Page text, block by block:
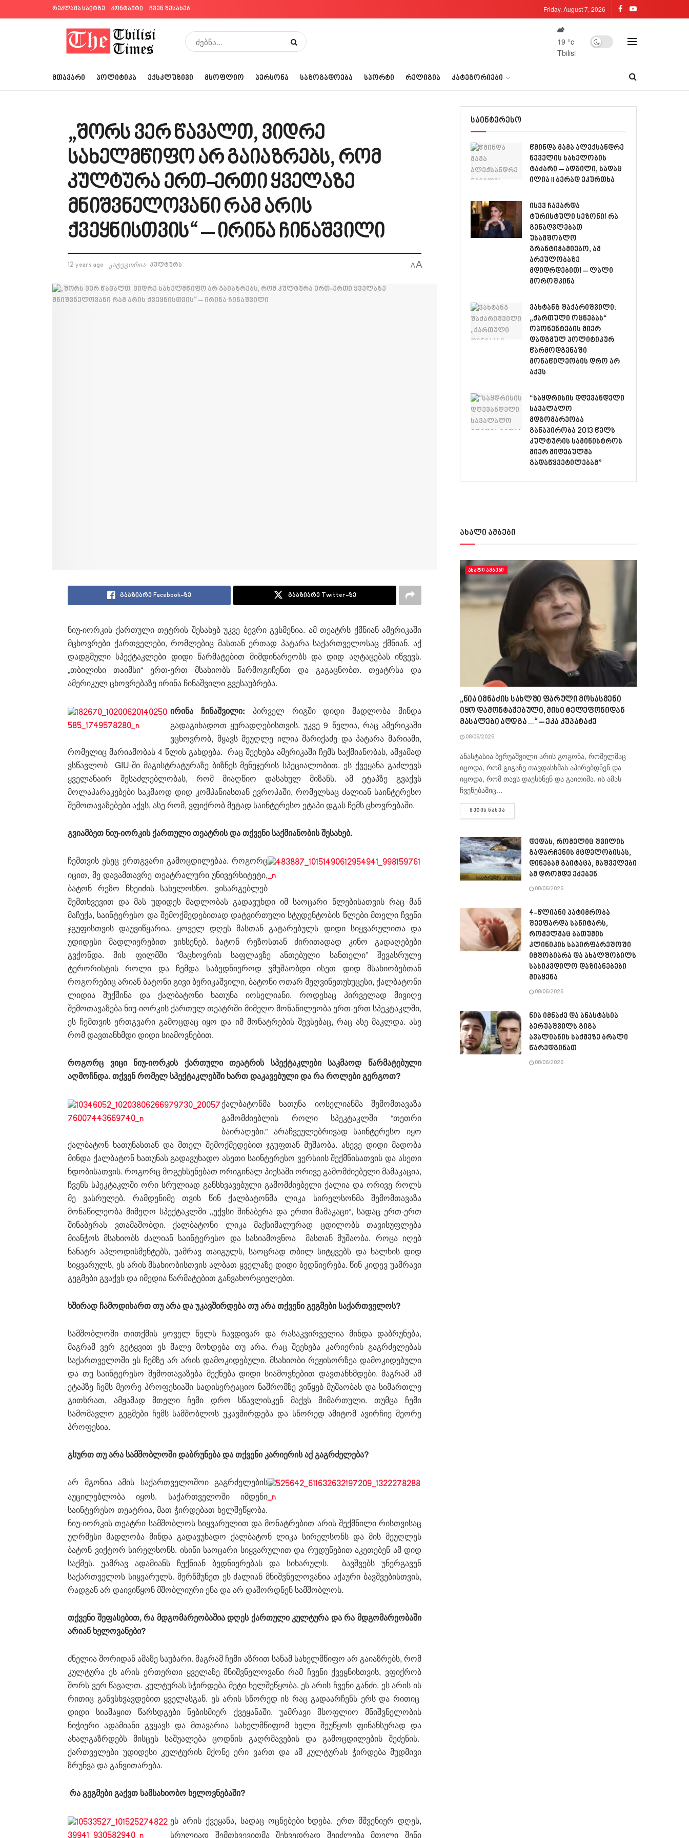
რეკლამა საიტზე კონტაქტი ჩვენ შესახებ Friday, August 7, 2026
19 °c
Tbilisi
ᲛᲗᲐᲕᲐᲠᲘ ᲞᲝᲚᲘᲢᲘᲙᲐ ᲔᲥᲡᲙᲚᲣᲖᲘᲕᲘ ᲛᲡᲝᲤᲚᲘᲝ ᲞᲔᲠᲡᲝᲜᲐ ᲡᲐᲖᲝᲒᲐᲓᲝᲔᲑᲐ ᲡᲞᲝᲠᲢᲘ ᲠᲔᲚᲘᲒᲘᲐ ᲙᲐᲢᲔᲒᲝᲠᲘᲔᲑᲘ
„შორს ვერ წავალთ, ვიდრე
სახელმწიფო არ გაიაზრებს, რომ
კულტურა ერთ-ერთი ყველაზე
მნიშვნელოვანი რამ არის
ქვეყნისთვის“ – ირინა ჩინაშვილი
12 years ago კატეგორია: კულტურა AA
გააზიარე Facebook-ზე გააზიარე Twitter-ზე
ნიუ-იორკის ქართული თეტრის შესახებ უკვე ბევრი გვსმენია. ამ თეატრს ქმნიან ამერიკაში
მცხოვრები ქართველები, რომლებიც მასთან ერთად პატარა საქართველოსაც ქმნიან. აქ
დადგმული სპექტაკლები დიდი წარმატებით მიმდინარეობს და დიდ აღტაცებას იწვევს.
„თბილისი თაიმსი“ ერთ-ერთ მსახიობს წარმოგიჩენთ და გაგაცნობთ. თეატრსა და
ამერიკულ ცხოვრებაზე ირინა ჩინაშვილი გვესაუბრება.
ირინა ჩინაშვილი: პირველ რიგში დიდი მადლობა მინდა
გადაგიხადოთ ყურადღებისთვის. უკვე 9 წელია, რაც ამერიკაში
ვცხოვრობ, მყავს მეუღლე ილია შარიქაძე და პატარა მარიამი,
რომელიც მარიამობას 4 წლის გახდება. რაც შეეხება ამერიკაში ჩემს საქმიანობას, ამჟამად
ვსწავლობ GIU-ში მაგისტრატურაზე ბიზნეს მენეჯერის სპეციალობით. ეს ქვეყანა გაძლევს
ყველანაირ შესაძლებლობას, რომ მიაღწიო დასახულ მიზანს. ამ ეტაპზე გვაქვს
მოლაპარაკებები საკმაოდ დიდ კომპანიასთან ევროპაში, რომელსაც ძალიან საინტერესო
შემოთავაზებები აქვს, ასე რომ, ვფიქრობ მეტად საინტერესო ეტაპი დგას ჩემს ცხოვრებაში.
გვიამბეთ ნიუ-იორკის ქართული თეატრის და თქვენი საქმიანობის შესახებ.
ჩემთვის ესეც ერთგვარი გამოცდილებაა. როგორც
იცით, მე დავამთავრე თეატრალური უნივერსიტეტი,
ბატონ რეზო ჩხეიძის სახელოსნო. ვისარგებლებ
შემთხვევით და მას უდიდეს მადლობას გადავუხდი იმ საოცარი წლებისათვის რაც მან
მაჩუქა, საინტერესო და შემოქმედებითად დატვირთული სტუდენტობის წლები მთელი ჩვენი
ჯგუფისთვის დაუვიწყარია. ყოველ დღეს მასთან გატარებულს დიდი სიყვარულითა და
უდიდესი მადლიერებით ვიხსენებ. ბატონ რეზოსთან ძირითადად კინო გადაღებები
გვქონდა. მის ფილმში “მაცხოვრის საფლავზე ანთებული სანთელი” შევასრულე
ტერორისტის როლი და ჩემდა საბედნიეროდ ვმუშაობდი ისეთ დიდ მსახიობებთან
როგორებიც არიან ბატონი გივი ბერიკაშვილი, ბატონი ოთარ მეღვინეთუხუცესი, ქალბატონი
ლიდია შუქშინა და ქალბატონი ხათუნა იოსელიანი. როდესაც პირველად მივიღე
შემოთავაზება ნიუ-იორკის ქართულ თეატრში მიმეღო მონაწილეობა ერთ-ერთ სპეკტაკლში,
ეს ჩემთვის ერთგვარი გამოცდაც იყო და იმ მონატრების შევსებაც, რაც ასე მაკლდა. ასე
რომ დავთანხმდი დიდი სიამოვნებით.
როგორც ვიცი ნიუ-იორკის ქართული თეატრის სპექტაკლები საკმაოდ წარმატებული
აღმოჩნდა. თქვენ რომელ სპექტაკლებში ხართ დაკავებული და რა როლები გერგოთ?
ქალბატონმა ხათუნა იოსელიანმა შემომთავაზა
გამომძიებლის როლი სპეკტაკლში “თეთრი
ბაირაღები.” არაჩვეულებრივად საინტერესო იყო
ქალბატონ ხათუნასთან და მთელ შემოქმედებით ჯგუფთან მუშაობა. ასევე დიდი მადობა
მინდა ქალბატონ ხათუნას გადავუხადო ასეთი საინტერესო ვერსიის შექმნისათვის და ასეთი
ნდობისათვის. როგორც მოგეხსენებათ ორიგინალ პიესაში ორივე გამომძიებელი მამაკაცია,
ჩვენს სპეკტაკლში ორი სრულიად განსხვავებული გამომძიებელი ქალია და ორივე როლს
მე ვასრულებ. რამდენიმე თვის წინ ქალბატონმა ლიკა სირელსონმა შემომთავაზა
მონაწილეობა მიმეღო სპექტაკლში ,,ექვსი შინაბერა და ერთი მამაკაცი“, სადაც ერთ-ერთ
შინაბერას ვთამაშობდი. ქალბატონი ლიკა მაქსიმალურად ცდილობს თავისუფლება
მიანჭოს მსახიობს ძალიან საინტერესო და სასიამოვნოა მასთან მუშაობა. როცა იღებ
ნანატრ აპლოდისმენტებს, უამრავ თაიგულს, საოცრად თბილ სიტყვებს და ხალხის დიდ
სიყვარულს, ეს არის მსახიობისთვის ალბათ ყველაზე დიდი ბედნიერება. წინ კიდევ უამრავი
გეგმები გვაქვს და იმედია წარმატებით განვახორციელებთ.
ხშირად ჩამოდიხართ თუ არა და უკავშირდება თუ არა თქვენი გეგმები საქართველოს?
სამშობლოში თითქმის ყოველ წელს ჩავდივარ და რასაკვირველია მინდა დაბრუნება,
მაგრამ ვერ გეტყვით ეს მალე მოხდება თუ არა. რაც შეეხება კარიერის გაგრძელებას
საქართველოში ეს ჩემზე არ არის დამოკიდებული. მსახიობი რეჟისორზეა დამოკიდებული
და თუ საინტერესო შემოთავაზება მექნება დიდი სიამოვნებით დავთანხმდები. მაგრამ ამ
ეტაპზე ჩემს მეორე პროფესიაში სადისერტაციო ნაშრომზე ვიწყებ მუშაობას და სიმართლე
გითხრათ, ამჟამად მთელი ჩემი დრო სწავლისკენ მაქვს მიმართული. თუმცა ჩემი
სამომავლო გეგმები ჩემს სამშობლოს უკავშირდება და სწორედ ამიტომ ავირჩიე მეორე
პროფესია.
გსურთ თუ არა სამშობლოში დაბრუნება და თქვენი კარიერის აქ გაგრძელება?
არ მგონია ამის საქართველოშოი გაგრძელების
აუცილებლობა იყოს. საქართველოში იმდენი
საინტერესო თეატრია, მათ ჭირდებათ ხელშეწყობა.
ნიუ-იორკის თეატრი სამშობლოს სიყვარულით და მონატრებით არის შექმნილი რისთვისაც
უღრმესი მადლობა მინდა გადავუხადო ქალბატონ ლიკა სირელსონს და მის მეუღლეს
ბატონ ვიქტორ სირელსონს. ისინი საოცარი სიყვარულით და რუდუნებით აკეთებენ ამ დიდ
საქმეს. უამრავ ადამიანს ჩუქნიან ბედნიერებას და სიხარულს. ბავშვებს უნერგავენ
საქართველოს სიყვარულს. მერწმუნეთ ეს ძალიან მნიშვნელოვანია აქაური ბავშვებისთვის,
რადგან არ დაივიწყონ მშობლიური ენა და არ დაშორდნენ სამშობლოს.
თქვენი შეფასებით, რა მდგომარეობაშია დღეს ქართული კულტურა და რა მდგომარეობაში
არიან ხელოვანები?
ძნელია შორიდან ამაზე საუბარი. მაგრამ ჩემი აზრით სანამ სახელმწიფო არ გაიაზრებს, რომ
კულტურა ეს არის ერთერთი ყველაზე მნიშვნელოვანი რამ ჩვენი ქვეყნისთვის, ვფიქრობ
შორს ვერ წავალთ. კულტურას სჭირდება მეტი ხელშეწყობა. ეს არის ჩვენი განძი. ეს არის ის
რითიც განვსხვავდებით ყველასგან. ეს არის სწორედ ის რაც გადაარჩენს ერს და რითიც
დიდი სიამაყით წარსდგები ნებისმიერ ქვეყანაში. უამრავი მსოფლიო მნიშვნელობის
ნიჭიერი ადამიანი გვყავს და მთავარია სახელმწიფომ ხელი შეუწყოს ფინანსურად და
ახალგაზრდებს მისცეს საშუალება ცოდნის გაღრმავების და გამოცდილების შეძენის.
ქართველები უდიდესი კულტურის მქონე ერი ვართ და ამ კულტურას ჭირდება მუდმივი
ზრუნვა და განვითარება.
რა გეგმები გაქვთ სამსახიობო ხელოვნებაში?
ეს არის ქვეყანა, სადაც ოცნებები ხდება. ერთ მშვენიერ დღეს,
სრულიად შემთხვევითმა შეხვედრად შეიძლება მთელი შენი
საინტერესო
წმინდა მამა ალექსანდრე
ნეველის სახელობის
ტაძარი – ადგილი, სადაც
ილია II ბერად ეკურთხა
ისევ ჩავარდა
ტურისტული სეზონი! რა
გენაღვლებათ
უსამშობლო
გრანტიჭამიებო, ამ
არეულობაზე
მდიდრდებით! – ლალი
მოროშკინა
ვახტანგ შაქარიშვილი:
„ქართული ოცნებას“
ოპონენტების მიერ
დადგმულ პოლიტიკურ
წარმოდგენაში
მონაწილეობის დრო არ
აქვს
“საყდრისის დღევანდელი
სავალალო
მდგომარეობა
განაპირობა 2013 წელს
კულტურის სამინისტროს
მიერ მიღებულმა
გადაწყვეტილებამ”
ახალი ამბები
ᲐᲮᲐᲚᲘ ᲐᲛᲑᲔᲑᲘ
„ნია იმნაძის სახლში ფარული მოსასმენი
იყო დამონტაჟებული, მისი ტელეფონიდან
მასალები აღდგა…“ – ეკა კუპატაძე
08/06/2026
ანასტასია ბერუაშვილი არის გოგონა, რომელმაც
იცოდა, რომ გიგაზე თავდასხმას აპირებდნენ და
იცოდა, რომ თავს დაესხნენ და გაითიშა. ის ამას
ჩვენებაშიც...
ᲛᲔᲢᲘᲡ ᲜᲐᲮᲕᲐ
დედას, რომელიც შვილის
გადარჩენის მცდელობისას,
დინებამ გაიტაცა, მაშველები
ამ დრომდე ეძებენ
08/06/2026
4-წლიანი პატიმრობა
შეეფარდა სანიტარს,
რომელმაც ბათუმის
კლინიკის საპირფარეშოში
იმშობიარა და ახალშობილს
სასიკვდილო დაზიანებები
მიაყენა
08/06/2026
ნია იმნაძე და ანასტასია
ბერუაშვილს გიგა
ავალიანის საქმეზე ბრალი
წარედგინათ
08/06/2026